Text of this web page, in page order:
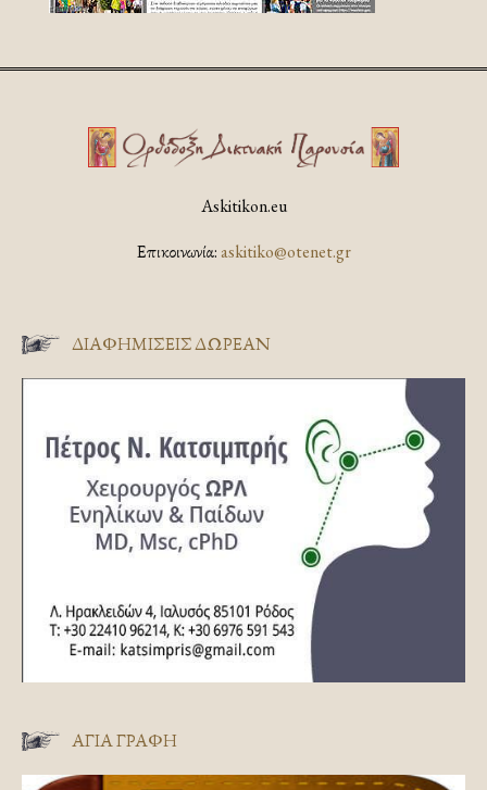
Askitikon.eu
Επικοινωνία:askitiko@otenet.gr
ΔΙΑΦΗΜΊΣΕΙΣ ΔΩΡΕΆΝ
ΑΓΊΑ ΓΡΑΦΉ